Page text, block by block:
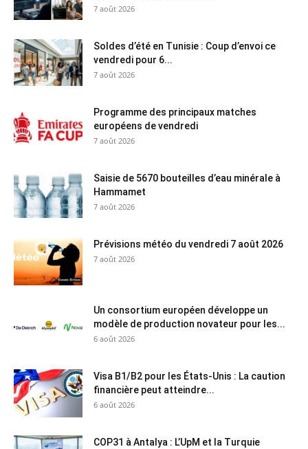
7 août 2026
Soldes d’été en Tunisie : Coup d’envoi ce
vendredi pour 6...
7 août 2026
Programme des principaux matches
européens de vendredi
7 août 2026
Saisie de 5670 bouteilles d’eau minérale à
Hammamet
7 août 2026
Prévisions météo du vendredi 7 août 2026
7 août 2026
Un consortium européen développe un
modèle de production novateur pour les...
6 août 2026
Visa B1/B2 pour les États-Unis : La caution
financière peut atteindre...
6 août 2026
COP31 à Antalya : L’UpM et la Turquie